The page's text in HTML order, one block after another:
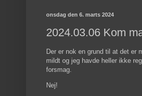
onsdag den 6. marts 2024
2024.03.06 Kom
Der er nok en grund til at det er
mildt og jeg havde heller ikke
forsmag.
Nej!